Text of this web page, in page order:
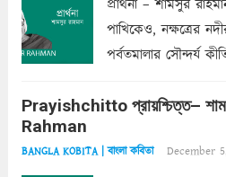
প্রার্থনা – শামসুর
পাখিকেও, নক্ষত্রের
পর্বতমালার সৌন্দর্য
তার সুষমায় পার্থক্য
Prayishchitto প্রায়শ্চিত্ত–
Rahman
BANGLA KOBITA | বাংলা কবিতা December